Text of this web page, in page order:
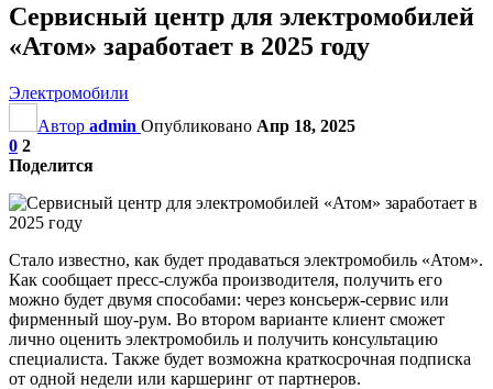
Сервисный центр для электромобилей
«Атом» заработает в 2025 году
Электромобили
Автор admin Опубликовано Апр 18, 2025
0 2
Поделится
Стало известно, как будет продаваться электромобиль «Атом».
Как сообщает пресс-служба производителя, получить его
можно будет двумя способами: через консьерж-сервис или
фирменный шоу-рум. Во втором варианте клиент сможет
лично оценить электромобиль и получить консультацию
специалиста. Также будет возможна краткосрочная подписка
от одной недели или каршеринг от партнеров.